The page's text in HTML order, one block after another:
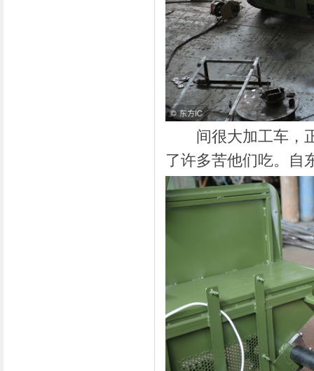
间很大加工车，正
了许多苦他们吃。自